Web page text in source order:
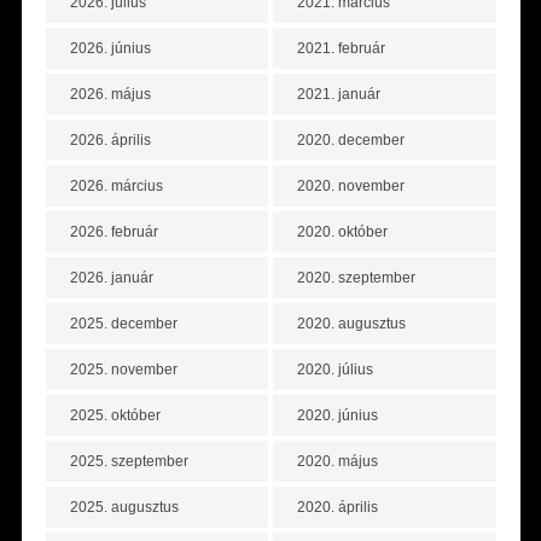
2026. június
2026. május
2026. április
2026. március
2026. február
2026. január
2025. december
2025. november
2025. október
2025. szeptember
2025. augusztus
2021. február
2021. január
2020. december
2020. november
2020. október
2020. szeptember
2020. augusztus
2020. július
2020. június
2020. május
2020. április